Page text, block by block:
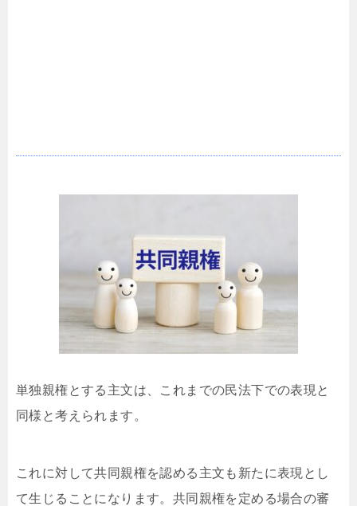
単独親権とする主文は、これまでの民法下での表現と
同様と考えられます。
これに対して共同親権を認める主文も新たに表現とし
て生じることになります。共同親権を定める場合の審